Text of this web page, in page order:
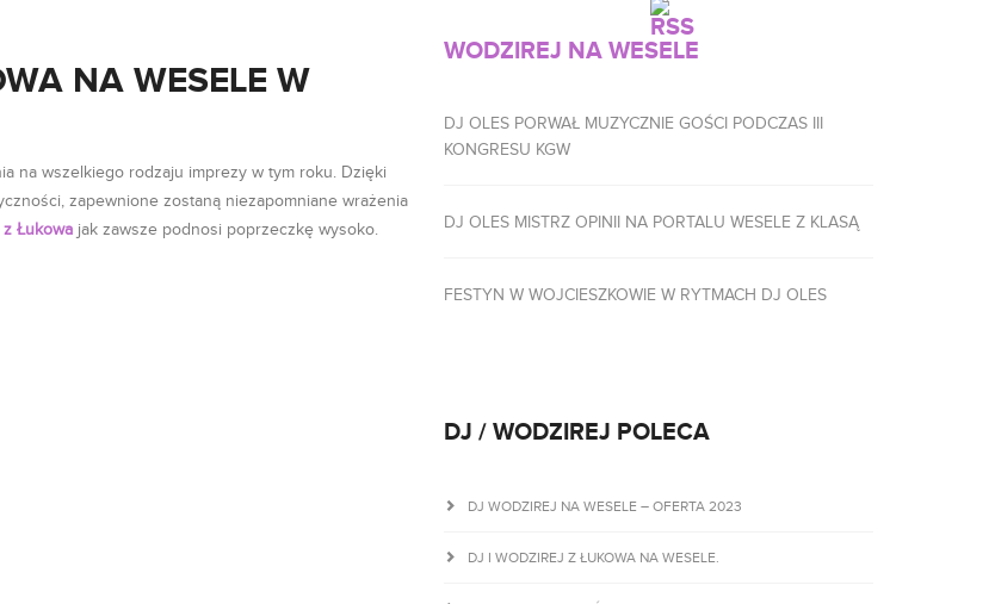
NA WESELE W
na wszelkiego rodzaju imprezy w tym roku. Dzięki
zapewnione zostaną niezapomniane wrażenia
z Łukowa jak zawsze podnosi poprzeczkę wysoko.
WODZIREJ NA WESELE
DJ OLES PORWAŁ MUZYCZNIE GOŚCI PODCZAS III
KONGRESU KGW
DJ OLES MISTRZ OPINII NA PORTALU WESELE Z KLASĄ
FESTYN W WOJCIESZKOWIE W RYTMACH DJ OLES
DJ / WODZIREJ POLECA
DJ WODZIREJ NA WESELE – OFERTA 2023
DJ I WODZIREJ Z ŁUKOWA NA WESELE.